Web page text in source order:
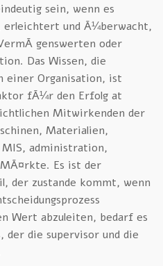
sein, wenn es
und Ã¼berwacht,
oder
Das Wissen, die
Organisation, ist
fÃ¼r den Erfolg at
Mitwirkenden der
Materialien,
administration,
Es ist der
der zustande kommt, wenn
Wert abzuleiten, bedarf es
der die supervisor und die